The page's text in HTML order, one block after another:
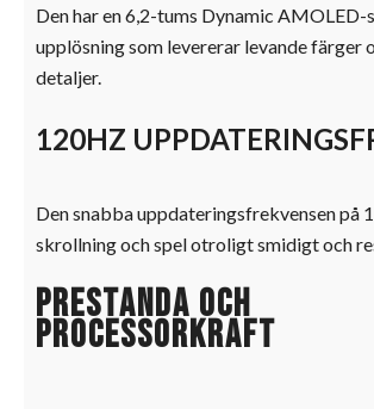
Den har en 6,2-tums Dynamic AMOLED-
upplösning som levererar levande färger
detaljer.
120HZ
Den snabba uppdateringsfrekvensen på
skrollning och spel otroligt smidigt och
Prestanda och
processorkraft